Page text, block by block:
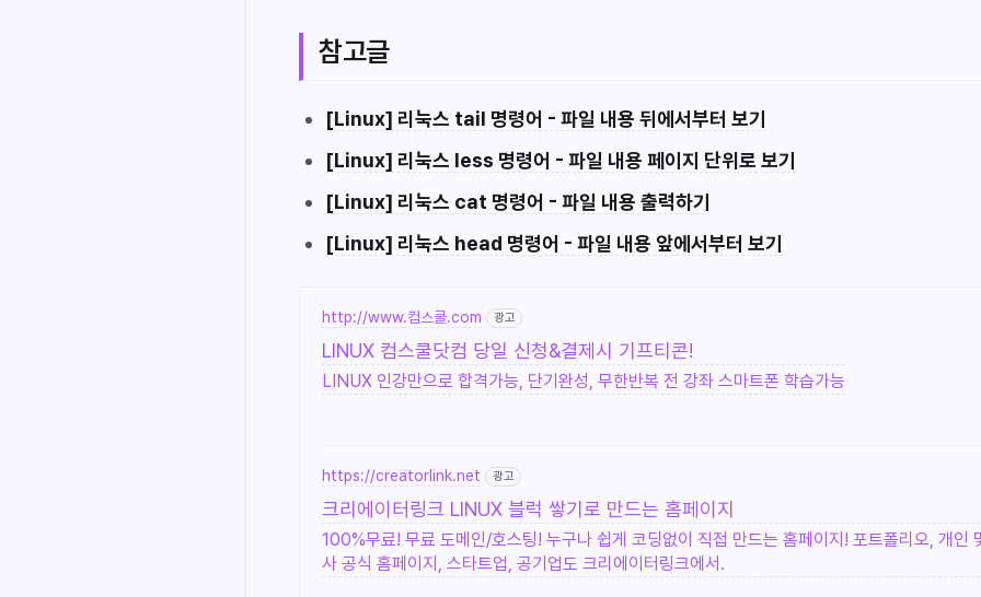
참고글
[Linux] 리눅스 tail 명령어 - 파일 내용 뒤에서부터 보기
[Linux] 리눅스 less 명령어 - 파일 내용 페이지 단위로 보기
[Linux] 리눅스 cat 명령어 - 파일 내용 출력하기
[Linux] 리눅스 head 명령어 - 파일 내용 앞에서부터 보기
http://www.컴스쿨.com 광고
LINUX 컴스쿨닷컴 당일 신청&결제시 기프티콘!
LINUX 인강만으로 합격가능, 단기완성, 무한반복 전 강좌 스마트폰 학습가능
https://creatorlink.net 광고
크리에이터링크 LINUX 블럭 쌓기로 만드는 홈페이지
100%무료! 무료 도메인/호스팅! 누구나 쉽게 코딩없이 직접 만드는 홈페이지! 포트폴리오, 개인
사 공식 홈페이지, 스타트업, 공기업도 크리에이터링크에서.